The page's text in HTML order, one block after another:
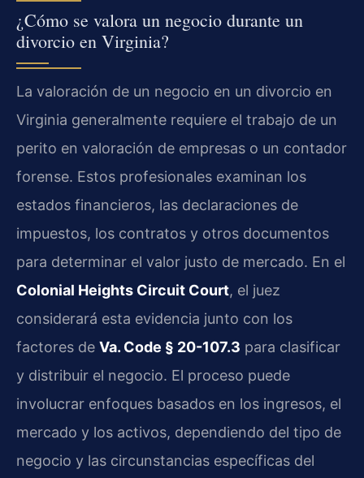
¿Cómo se valora un negocio durante un
divorcio en Virginia?
La valoración de un negocio en un divorcio en
Virginia generalmente requiere el trabajo de un
perito en valoración de empresas o un contador
forense. Estos profesionales examinan los
estados financieros, las declaraciones de
impuestos, los contratos y otros documentos
para determinar el valor justo de mercado. En el
Colonial Heights Circuit Court, el juez
considerará esta evidencia junto con los
factores de Va. Code § 20-107.3 para clasificar
y distribuir el negocio. El proceso puede
involucrar enfoques basados en los ingresos, el
mercado y los activos, dependiendo del tipo de
negocio y las circunstancias específicas del